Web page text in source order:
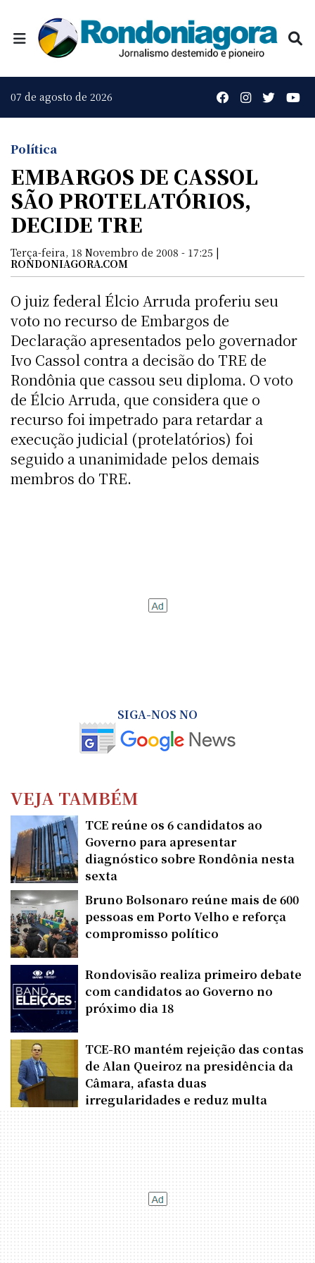
07 de agosto de 2026
Política
EMBARGOS DE CASSOL
SÃO PROTELATÓRIOS,
DECIDE TRE
Terça-feira, 18 Novembro de 2008 - 17:25 |
RONDONIAGORA.COM
O juiz federal Élcio Arruda proferiu seu
voto no recurso de Embargos de
Declaração apresentados pelo governador
Ivo Cassol contra a decisão do TRE de
Rondônia que cassou seu diploma. O voto
de Élcio Arruda, que considera que o
recurso foi impetrado para retardar a
execução judicial (protelatórios) foi
seguido a unanimidade pelos demais
membros do TRE.
SIGA-NOS NO
VEJA TAMBÉM
TCE reúne os 6 candidatos ao
Governo para apresentar
diagnóstico sobre Rondônia nesta
sexta
Bruno Bolsonaro reúne mais de 600
pessoas em Porto Velho e reforça
compromisso político
Rondovisão realiza primeiro debate
com candidatos ao Governo no
próximo dia 18
TCE-RO mantém rejeição das contas
de Alan Queiroz na presidência da
Câmara, afasta duas
irregularidades e reduz multa